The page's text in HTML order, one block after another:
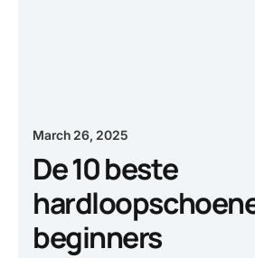
March 26, 2025
De 10 beste
beginners